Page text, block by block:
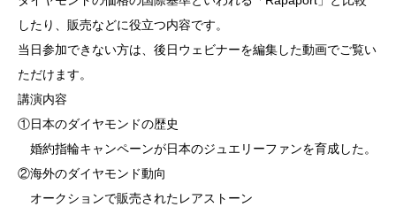
したり、販売などに役立つ内容です。
当日参加できない方は、後日ウェビナーを編集した動画でご覧い
ただけます。
講演内容
①日本のダイヤモンドの歴史
婚約指輪キャンペーンが日本のジュエリーファンを育成した。
②海外のダイヤモンド動向
オークションで販売されたレアストーン